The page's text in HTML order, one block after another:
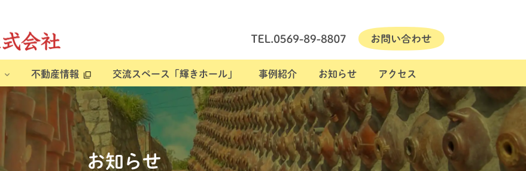
不動産情報 交流スペース「輝きホール」 事例紹介 お知らせ アクセス
お知らせ